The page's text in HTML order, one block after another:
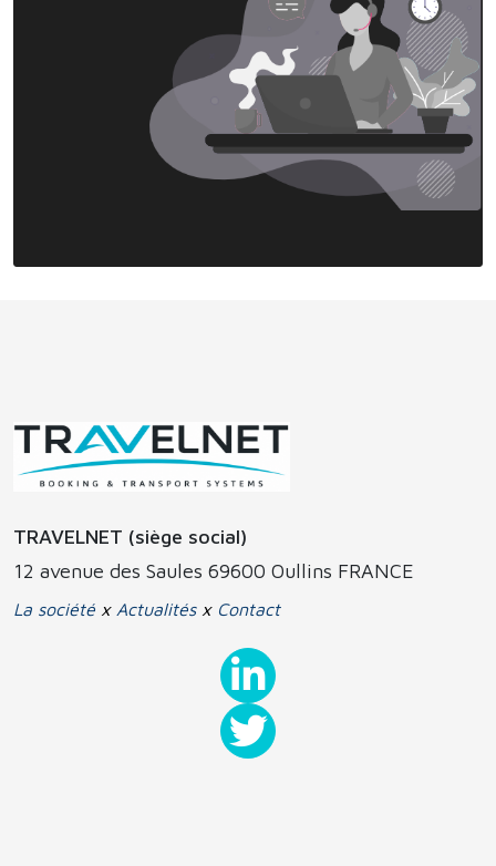
TRAVELNET (siège social)
12 avenue des Saules 69600 Oullins FRANCE
La société x Actualitésx Contact